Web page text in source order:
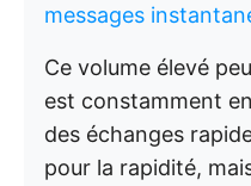
messages
Ce volume élevé
est constamment
des échanges
pour la rapidité,